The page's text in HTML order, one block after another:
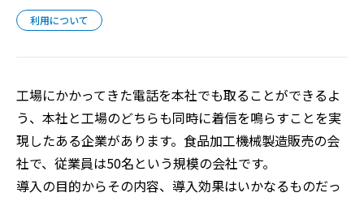
利用について
工場にかかってきた電話を本社でも取ることができるよ
う、本社と工場のどちらも同時に着信を鳴らすことを実
現したある企業があります。食品加工機械製造販売の会
社で、従業員は50名という規模の会社です。
導入の目的からその内容、導入効果はいかなるものだっ